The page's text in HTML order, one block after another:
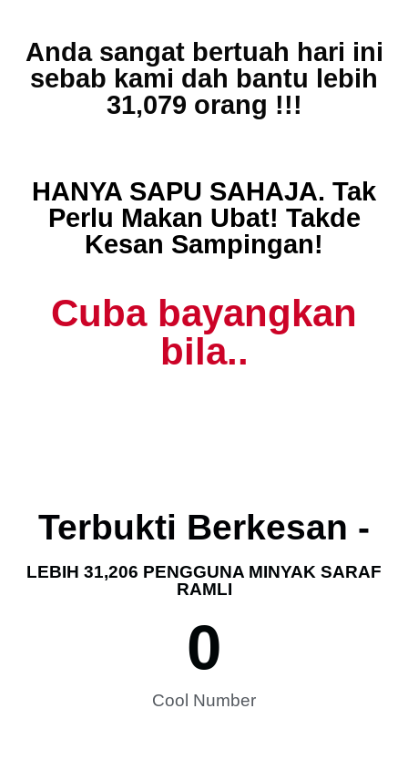
Anda sangat bertuah hari ini
sebab kami dah bantu lebih
31,079 orang !!!
HANYA SAPU SAHAJA. Tak
Perlu Makan Ubat! Takde
Kesan Sampingan!
Cuba bayangkan
bila..
Terbukti Berkesan -
LEBIH 31,206 PENGGUNA MINYAK SARAF
RAMLI
Cool Number
0